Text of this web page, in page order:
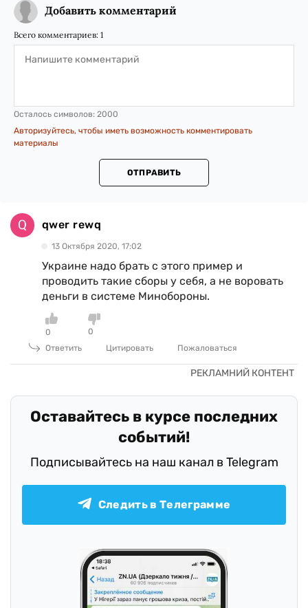
Добавить комментарий
Всего комментариев: 1
Осталось символов: 2000
Авторизуйтесь, чтобы иметь возможность комментировать
материалы
ОТПРАВИТЬ
qwer rewq
13 Октября 2020, 17:02
Украине надо брать с этого пример и
проводить такие сборы у себя, а не воровать
деньги в системе Минобороны.
0
0
Ответить
Цитировать Пожаловаться
Оставайтесь в курсе последних
событий!
Подписывайтесь на наш канал в Telegram
Следить в Телеграмме